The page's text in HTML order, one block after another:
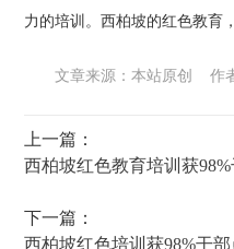
力的培训。西柏坡的红色教育
文章来源：本站原创 作
上一篇：
西柏坡红色教育培训获
下一篇：
西柏坡红色培训获98%干